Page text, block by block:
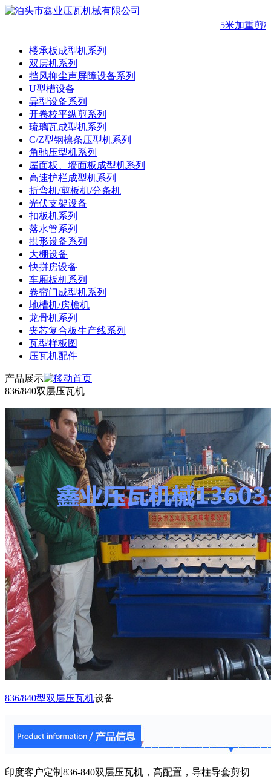
5米加重剪板
楼承板成型机系列
双层机系列
挡风抑尘声屏障设备系列
U型槽设备
异型设备系列
开卷校平纵剪系列
琉璃瓦成型机系列
C/Z型钢檩条压型机系列
角驰压型机系列
屋面板、墙面板成型机系列
高速护栏成型机系列
折弯机/剪板机/分条机
光伏支架设备
扣板机系列
落水管系列
拱形设备系列
大棚设备
快拼房设备
车厢板机系列
卷帘门成型机系列
地槽机/房檐机
龙骨机系列
夹芯复合板生产线系列
瓦型样板图
压瓦机配件
产品展示
836/840双层压瓦机
836/840型双层压瓦机设备
印度客户定制836-840双层压瓦机，高配置，导柱导套剪切